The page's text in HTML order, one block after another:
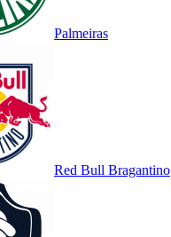
Palmeiras
Red Bull Bragantino